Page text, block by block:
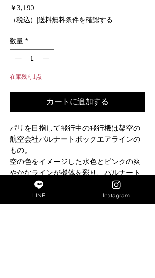
￥3,190
格
（税込）|送料無料条件を確認する
数量 *
在庫残り1点
カートに追加する
パリを目指して飛行中の飛行機は架空の
航空会社パルナートポックエアラインの
もの。
空の色をイメージした水色とピンクの爽
やかなラインが機体を彩り、パルナート
ポックらしい星のマークが尾翼を飾るブ
ローチです。
LINE Instagram